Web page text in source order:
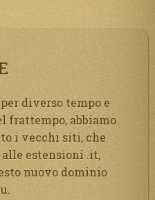
diverso tempo e
frattempo, abbiamo
i vecchi siti, che
estensioni .it,
nuovo dominio